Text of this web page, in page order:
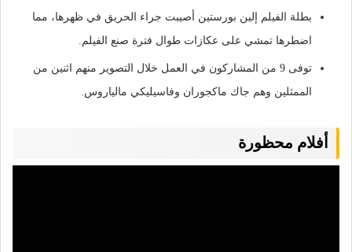
بطلة الفيلم إلين بورستين أصيبت جراء الحريق في ظهرها، مما
اضطرها تمشي على عكازات طوال فترة صنع الفيلم.
توفى 9 من المشاركون في العمل خلال التصوير منهم اثنين من
الممثلين وهم جاك ماكجوران وفاسيليكي مالياروس.
أفلام محظورة